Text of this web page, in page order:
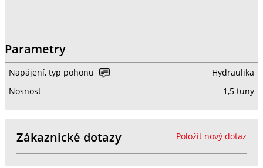
Parametry
Napájení, typ pohonu
Hydraulika
Nosnost
1,5 tuny
Položit nový dotaz
Zákaznické dotazy